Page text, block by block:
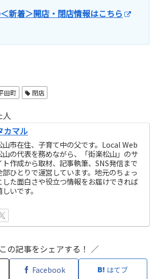
新着＞開店・閉店情報はこちら
田町 閉店
人
カマル
山市在住、子育て中の父です。Local Web
山の代表を務めながら、「街楽松山」のサ
ト作成から取材、記事執筆、SNS発信まで
部ひとりで運営しています。地元のちょっ
した面白さや役立つ情報をお届けできれば
いです。
の記事をシェアする！ ／
Facebook はてブ